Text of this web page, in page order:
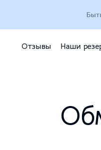
Отзывы Наши